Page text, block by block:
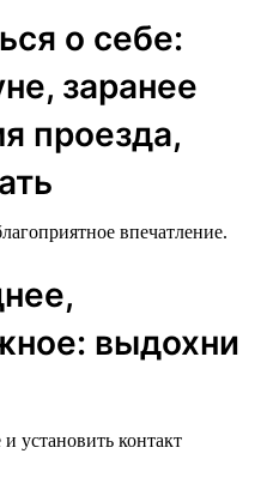
о себе:
заранее
проезда,
впечатление.
выдохни
установить контакт